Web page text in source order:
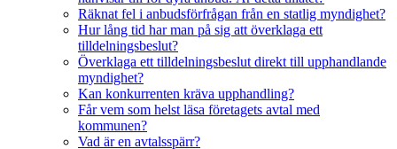
Räknat fel i anbudsförfrågan från en statlig myndighet?
Hur lång tid har man på sig att överklaga ett
tilldelningsbeslut?
Överklaga ett tilldelningsbeslut direkt till upphandlande
myndighet?
Kan konkurrenten kräva upphandling?
Får vem som helst läsa företagets avtal med
kommunen?
Vad är en avtalsspärr?